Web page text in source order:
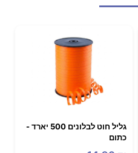
גליל חוט לבלונים 500 יארד -
כתום